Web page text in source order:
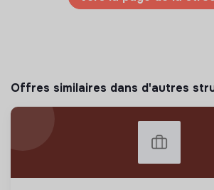
Offres similaires dans d'autres